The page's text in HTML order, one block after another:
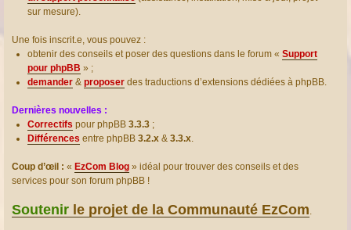
sur mesure).
Une fois inscrit.e, vous pouvez :
obtenir des conseils et poser des questions dans le forum « Support
pour phpBB » ;
demander & proposer des traductions d’extensions dédiées à phpBB.
Dernières nouvelles :
Correctifs pour phpBB 3.3.3 ;
Différences entre phpBB 3.2.x & 3.3.x.
Coup d’œil : « EzCom Blog » idéal pour trouver des conseils et des
services pour son forum phpBB !
Soutenir le projet de la Communauté EzCom.